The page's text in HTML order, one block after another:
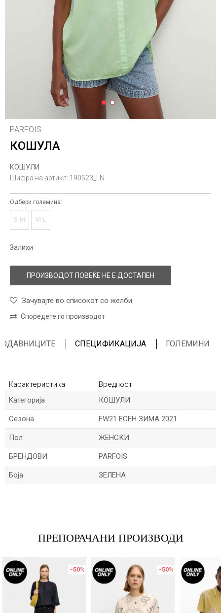
1 2
PARFOIS
КОШУЛА
КОШУЛИ
Шифра на артикл: 190523_LN
Одбери големина:
S-M M-L
Залихи
ПРОИЗВОДОТ ПОВЕЌЕ НЕ Е ДОСТАПЕН
Зачувајте во списокот со желби
Споредете го производот
СПЕЦИФИКАЦИЈА ГОЛЕМИНИ
Карактеристика
Вредност
Kатегорија
КОШУЛИ
Сезона FW21 ЕСЕН ЗИМА 2021
Пол ЖЕНСКИ
БРЕНДОВИ PARFOIS
Боја ЗЕЛЕНА
ПРЕПОРАЧАНИ ПРОИЗВОДИ
-50% -50%